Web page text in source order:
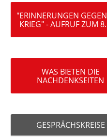
"ERINNERUNGEN
KRIEG" - AUFRUF ZUM
WAS BIETEN DIE
NACHDENKSEITEN
GESPRÄCHSKREISE